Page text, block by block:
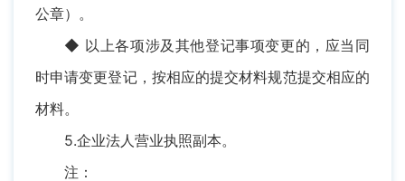
公章）。
◆ 以上各项涉及其他登记事项变更的，应当同
时申请变更登记，按相应的提交材料规范提交相应的
材料。
5.企业法人营业执照副本。
注：